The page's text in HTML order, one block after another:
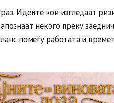
Идеите кои изгледаат
некого преку
помеѓу работата и